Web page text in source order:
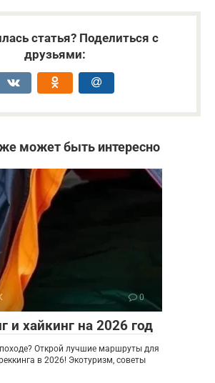
статья? Поделиться с
друзьями:
может быть интересно
0
и хайкинг на 2026 год
Открой лучшие маршруты для
в 2026! Экотуризм, советы